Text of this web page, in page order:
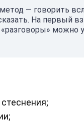
— говорить
На первый
можно